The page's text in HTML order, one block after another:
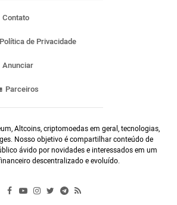
Contato
Política de Privacidade
Anunciar
Parceiros
Altcoins, criptomoedas em geral, tecnologias,
Nosso objetivo é compartilhar conteúdo de
ávido por novidades e interessados em um
descentralizado e evoluído.